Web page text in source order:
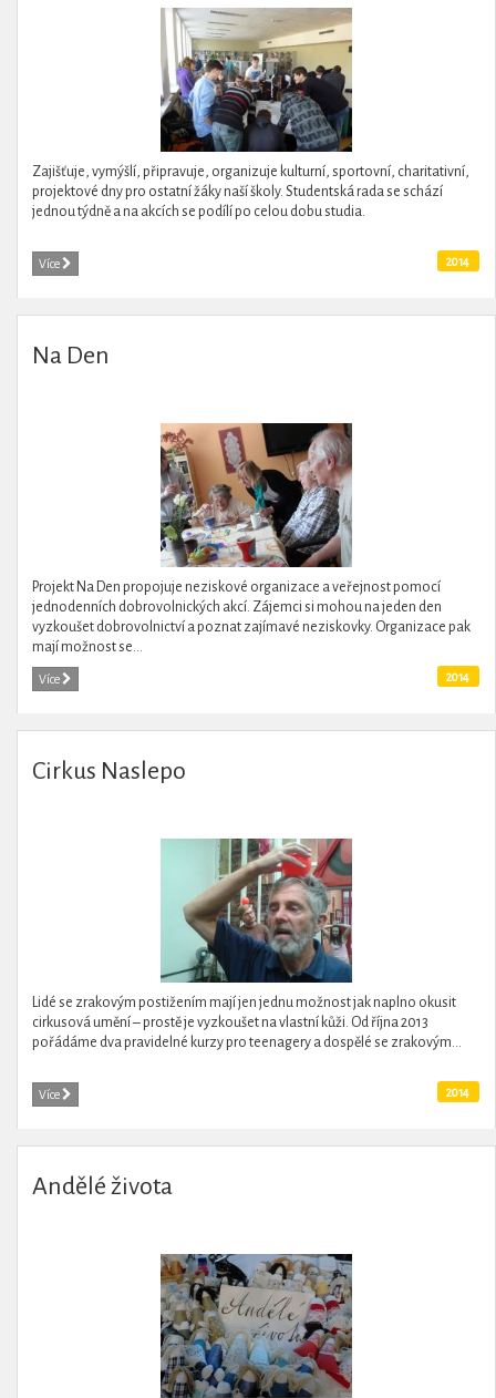
Zajišťuje, vymýšlí, připravuje, organizuje kulturní, sportovní, charitativní,
projektové dny pro ostatní žáky naší školy. Studentská rada se schází
jednou týdně a na akcích se podílí po celou dobu studia.
Více 2014
Na Den
Projekt Na Den propojuje neziskové organizace a veřejnost pomocí
jednodenních dobrovolnických akcí. Zájemci si mohou na jeden den
vyzkoušet dobrovolnictví a poznat zajímavé neziskovky. Organizace pak
mají možnost se...
Více 2014
Cirkus Naslepo
Lidé se zrakovým postižením mají jen jednu možnost jak naplno okusit
cirkusová umění – prostě je vyzkoušet na vlastní kůži. Od října 2013
pořádáme dva pravidelné kurzy pro teenagery a dospělé se zrakovým...
Více 2014
Andělé života